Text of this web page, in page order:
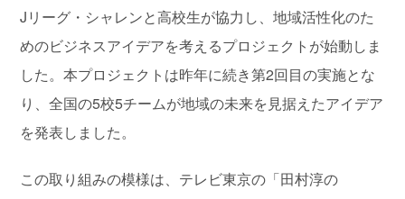
Jリーグ・シャレンと高校生が協力し、地域活性化のた
めのビジネスアイデアを考えるプロジェクトが始動しま
した。本プロジェクトは昨年に続き第2回目の実施とな
り、全国の5校5チームが地域の未来を見据えたアイデア
を発表しました。
この取り組みの模様は、テレビ東京の「田村淳の